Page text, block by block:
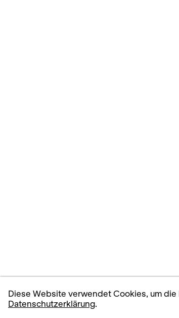
Diese Website verwendet Cookies, um
Datenschutzerklärung.